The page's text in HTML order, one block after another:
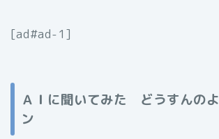
[ad#ad-1]
ＡＩに聞いてみた どうすんの
ン